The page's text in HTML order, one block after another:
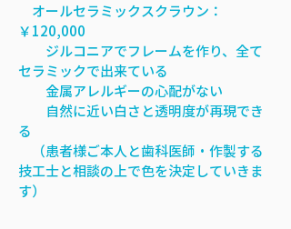
オールセラミックスクラウン：
￥120,000
ジルコニアでフレームを作り、全て
セラミックで出来ている
金属アレルギーの心配がない
自然に近い白さと透明度が再現でき
る
（患者様ご本人と歯科医師・作製する
技工士と相談の上で色を決定していきま
す）